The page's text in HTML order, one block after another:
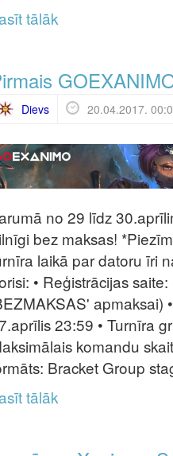
tālāk
Dievs 20.04.2017.
no 29 līdz
bez maksas!
laikā par datoru īri
• Reģistrācijas
apmaksai)
23:59 • Turnīra
komandu
Bracket Group
tālāk